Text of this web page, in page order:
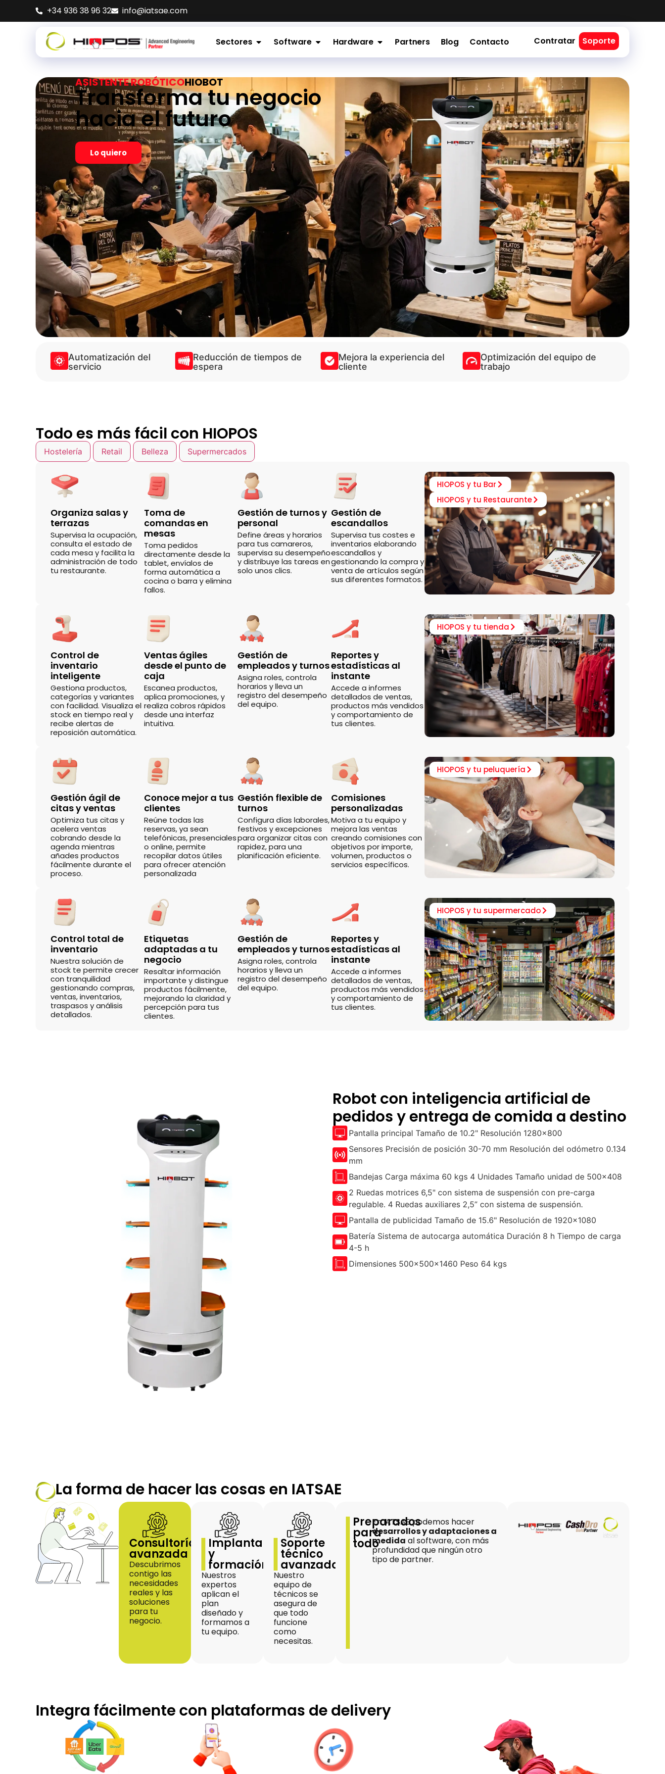
+34 936 38 96 32 info@iatsae.com
Sectores Software Hardware Partners Blog Contacto Contratar Soporte
ASISTENTE ROBÓTICOHIOBOT
Transforma tu negocio
hacia el futuro
Lo quiero
Automatización del
servicio
Reducción de tiempos de
espera
Mejora la experiencia del
cliente
Optimización del equipo de
trabajo
Todo es más fácil con HIOPOS
Hostelería Retail Belleza Supermercados
Organiza salas y
terrazas
Supervisa la ocupación,
consulta el estado de
cada mesa y facilita la
administración de todo
tu restaurante.
Toma de
comandas en
mesas
Toma pedidos
directamente desde la
tablet, envíalos de
forma automática a
cocina o barra y elimina
fallos.
Gestión de turnos y
personal
Define áreas y horarios
para tus camareros,
supervisa su desempeño
y distribuye las tareas en
solo unos clics.
Gestión de
escandallos
Supervisa tus costes e
inventarios elaborando
escandallos y
gestionando la compra y
venta de artículos según
sus diferentes formatos.
HIOPOS y tu Bar
HIOPOS y tu Restaurante
Control de
inventario
inteligente
Gestiona productos,
categorías y variantes
con facilidad. Visualiza el
stock en tiempo real y
recibe alertas de
reposición automática.
Ventas ágiles
desde el punto de
caja
Escanea productos,
aplica promociones, y
realiza cobros rápidos
desde una interfaz
intuitiva.
Gestión de
empleados y turnos
Asigna roles, controla
horarios y lleva un
registro del desempeño
del equipo.
Reportes y
estadísticas al
instante
Accede a informes
detallados de ventas,
productos más vendidos
y comportamiento de
tus clientes.
HIOPOS y tu tienda
Gestión ágil de
citas y ventas
Optimiza tus citas y
acelera ventas
cobrando desde la
agenda mientras
añades productos
fácilmente durante el
proceso.
Conoce mejor a tus
clientes
Reúne todas las
reservas, ya sean
telefónicas, presenciales
o online, permite
recopilar datos útiles
para ofrecer atención
personalizada
Gestión flexible de
turnos
Configura días laborales,
festivos y excepciones
para organizar citas con
rapidez, para una
planificación eficiente.
Comisiones
personalizadas
Motiva a tu equipo y
mejora las ventas
creando comisiones con
objetivos por importe,
volumen, productos o
servicios específicos.
HIOPOS y tu peluquería
Control total de
inventario
Nuestra solución de
stock te permite crecer
con tranquilidad
gestionando compras,
ventas, inventarios,
traspasos y análisis
detallados.
Etiquetas
adaptadas a tu
negocio
Resaltar información
importante y distingue
productos fácilmente,
mejorando la claridad y
percepción para tus
clientes.
Gestión de
empleados y turnos
Asigna roles, controla
horarios y lleva un
registro del desempeño
del equipo.
Reportes y
estadísticas al
instante
Accede a informes
detallados de ventas,
productos más vendidos
y comportamiento de
tus clientes.
HIOPOS y tu supermercado
Robot con inteligencia artificial de
pedidos y entrega de comida a destino
Pantalla principal Tamaño de 10.2" Resolución 1280x800
Sensores Precisión de posición 30-70 mm Resolución del odómetro 0.134
mm
Bandejas Carga máxima 60 kgs 4 Unidades Tamaño unidad de 500x408
2 Ruedas motrices 6,5" con sistema de suspensión con pre-carga
regulable. 4 Ruedas auxiliares 2,5” con sistema de suspensión.
Pantalla de publicidad Tamaño de 15.6" Resolución de 1920x1080
Batería Sistema de autocarga automática Duración 8 h Tiempo de carga
4-5 h
Dimensiones 500x500x1460 Peso 64 kgs
La forma de hacer las cosas en IATSAE
Consultoría
avanzada
Descubrimos
contigo las
necesidades
reales y las
soluciones
para tu
negocio.
Implantación
y
formación
Nuestros
expertos
aplican el
plan
diseñado y
formamos a
tu equipo.
Soporte
técnico
avanzado
Nuestro
equipo de
técnicos se
asegura de
que todo
funcione
como
necesitas.
Preparados
para
todo
En IATSAE podemos hacer
desarrollos y adaptaciones a
medida al software, con más
profundidad que ningún otro
tipo de partner.
Integra fácilmente con plataformas de delivery